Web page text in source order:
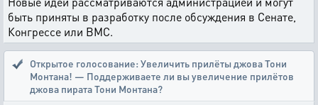
быть приняты в разработку после обсуждения в Сенате,
Конгрессе или ВМС.
Открытое голосование: Увеличить прилёты джова Тони
Монтана! — Поддерживаете ли вы увеличение прилётов
джова пирата Тони Монтана?